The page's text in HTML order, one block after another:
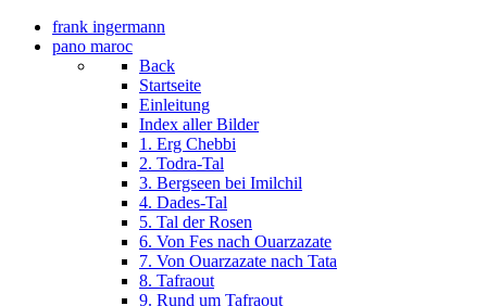
frank ingermann
pano maroc
Back
Startseite
Einleitung
Index aller Bilder
1. Erg Chebbi
2. Todra-Tal
3. Bergseen bei Imilchil
4. Dades-Tal
5. Tal der Rosen
6. Von Fes nach Ouarzazate
7. Von Ouarzazate nach Tata
8. Tafraout
9. Rund um Tafraout